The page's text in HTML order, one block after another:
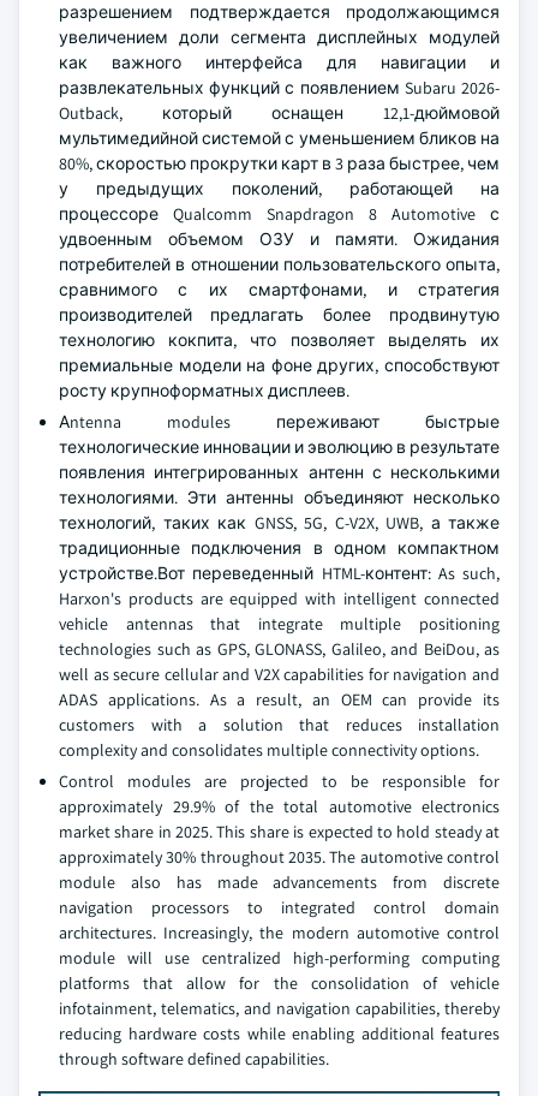
разрешением подтверждается продолжающимся
увеличением доли сегмента дисплейных модулей
как важного интерфейса для навигации и
развлекательных функций с появлением Subaru 2026-
Outback, который оснащен 12,1-дюймовой
мультимедийной системой с уменьшением бликов на
80%, скоростью прокрутки карт в 3 раза быстрее, чем
у предыдущих поколений, работающей на
процессоре Qualcomm Snapdragon 8 Automotive с
удвоенным объемом ОЗУ и памяти. Ожидания
потребителей в отношении пользовательского опыта,
сравнимого с их смартфонами, и стратегия
производителей предлагать более продвинутую
технологию кокпита, что позволяет выделять их
премиальные модели на фоне других, способствуют
росту крупноформатных дисплеев.
Аntenna modules переживают быстрые
технологические инновации и эволюцию в результате
появления интегрированных антенн с несколькими
технологиями. Эти антенны объединяют несколько
технологий, таких как GNSS, 5G, C-V2X, UWB, а также
традиционные подключения в одном компактном
устройстве.Вот переведенный HTML-контент: As such,
Harxon's products are equipped with intelligent connected
vehicle antennas that integrate multiple positioning
technologies such as GPS, GLONASS, Galileo, and BeiDou, as
well as secure cellular and V2X capabilities for navigation and
ADAS applications. As a result, an OEM can provide its
customers with a solution that reduces installation
complexity and consolidates multiple connectivity options.
Control modules are projected to be responsible for
approximately 29.9% of the total automotive electronics
market share in 2025. This share is expected to hold steady at
approximately 30% throughout 2035. The automotive control
module also has made advancements from discrete
navigation processors to integrated control domain
architectures. Increasingly, the modern automotive control
module will use centralized high-performing computing
platforms that allow for the consolidation of vehicle
infotainment, telematics, and navigation capabilities, thereby
reducing hardware costs while enabling additional features
through software defined capabilities.